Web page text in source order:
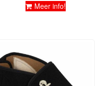
Meer info!